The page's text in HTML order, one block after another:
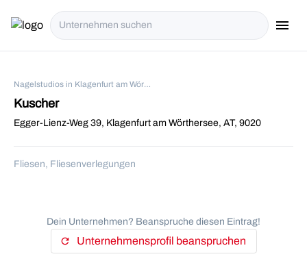
menu
Nagelstudios in Klagenfurt am Wörthersee
Kuscher
Egger-Lienz-Weg 39, Klagenfurt am Wörthersee, AT, 9020
Fliesen, Fliesenverlegungen
Dein Unternehmen? Beanspruche diesen Eintrag!
refresh Unternehmensprofil beanspruchen